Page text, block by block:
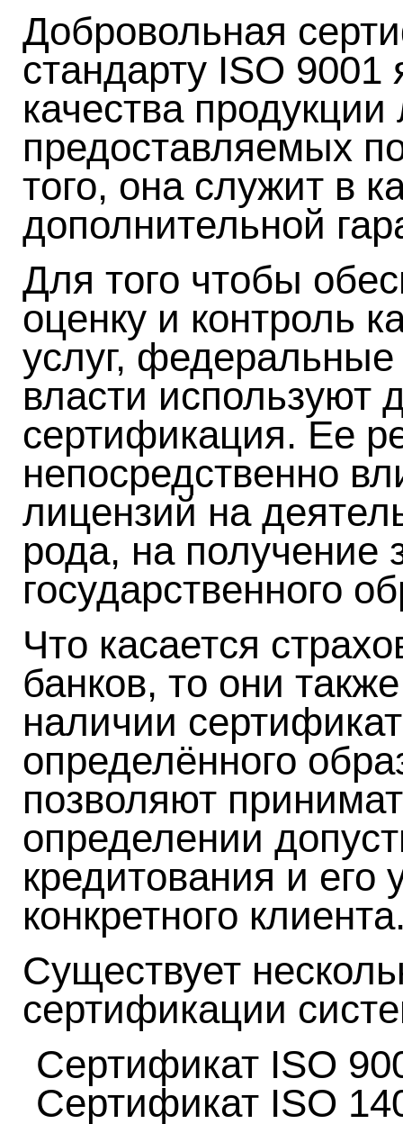
Добровольная
стандарту ISO 9001
качества продукции
предоставляемых
того, она служит в
дополнительной
Для того чтобы
оценку и контроль
услуг,
власти используют
сертификация. Ее
непосредственно
лицензий на
рода, на получение
государственного
Что касается
банков, то они
наличии
определённого
позволяют
определении
кредитования и его
конкретного
Существует
сертификации
Сертификат ISO
Сертификат ISO